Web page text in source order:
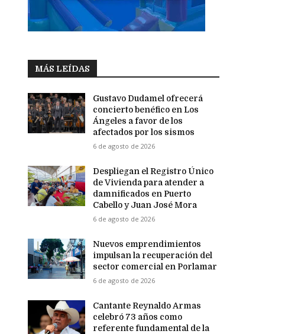
MÁS LEÍDAS
Gustavo Dudamel ofrecerá
concierto benéfico en Los
Ángeles a favor de los
afectados por los sismos
6 de agosto de 2026
Despliegan el Registro Único
de Vivienda para atender a
damnificados en Puerto
Cabello y Juan José Mora
6 de agosto de 2026
Nuevos emprendimientos
impulsan la recuperación del
sector comercial en Porlamar
6 de agosto de 2026
Cantante Reynaldo Armas
celebró 73 años como
referente fundamental de la